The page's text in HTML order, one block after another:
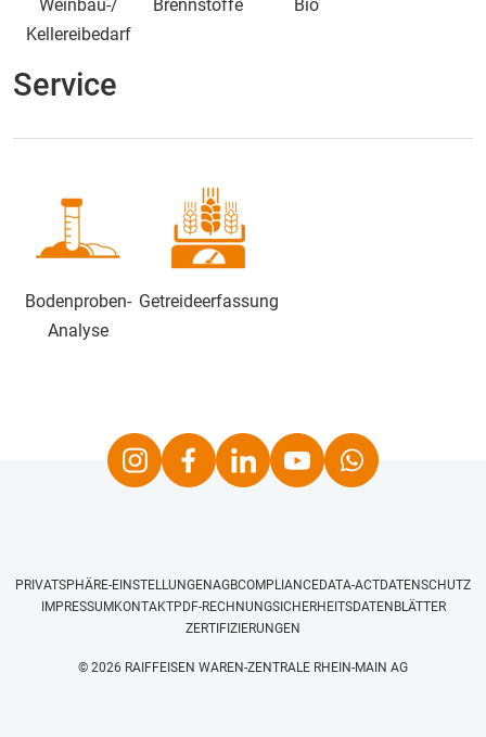
Weinbau-/
Kellereibedarf
Brennstoffe Bio
Service
Bodenproben-
Analyse
Getreideerfassung
Instagram
Facebook
LinkedInYoutubeWhatsapp
PRIVATSPHÄRE-EINSTELLUNGENAGBCOMPLIANCEDATA-ACTDATENSCHUTZ
IMPRESSUM KONTAKTPDF-RECHNUNGSICHERHEITSDATENBLÄTTER
ZERTIFIZIERUNGEN
© 2026 RAIFFEISEN WAREN-ZENTRALE RHEIN-MAIN AG